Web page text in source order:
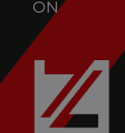
ON